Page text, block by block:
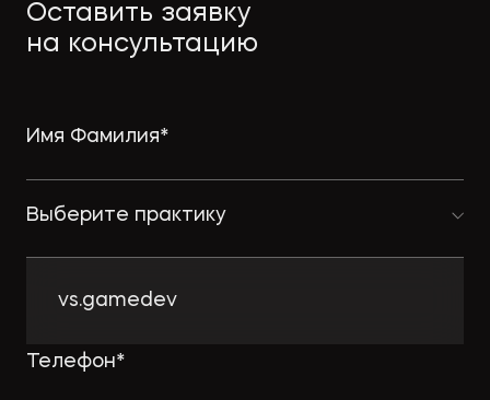
Оставить заявку
на консультацию
Выберите практику
vs.gamedev